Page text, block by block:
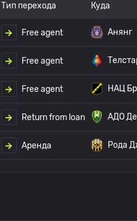
Тип перехода Куда
Free agent Анянг
Free agent
Free agent НАЦ
Return from loan АДО
Аренда Рода